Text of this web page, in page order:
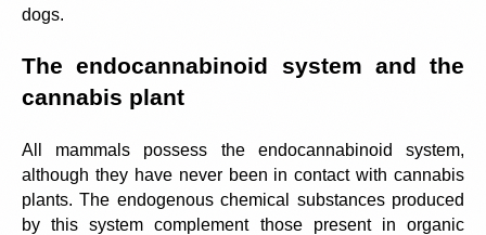
dogs.
The endocannabinoid system and the
cannabis plant
All mammals possess the endocannabinoid system,
although they have never been in contact with cannabis
plants. The endogenous chemical substances produced
by this system complement those present in organic